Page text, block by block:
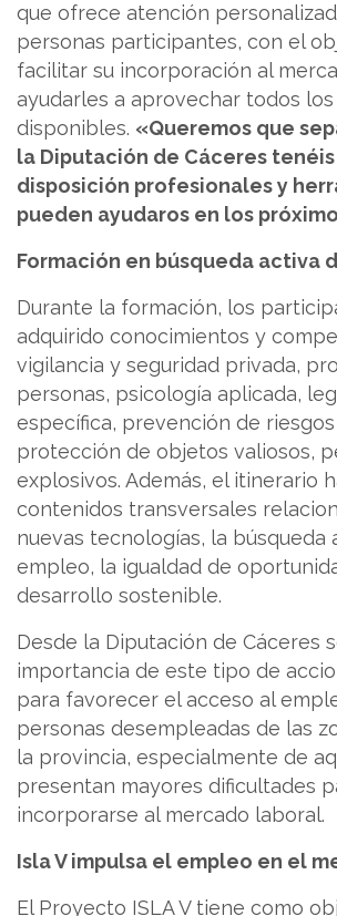
que ofrece atención
personas participantes, con el
facilitar su incorporación al
ayudarles a aprovechar todos
disponibles. «Queremos que
la Diputación de Cáceres
disposición profesionales y
pueden ayudaros en los
Formación en búsqueda activa
Durante la formación, los
adquirido conocimientos y
vigilancia y seguridad privada,
personas, psicología aplicada,
específica, prevención de
protección de objetos valiosos,
explosivos. Además, el itinerario
contenidos transversales
nuevas tecnologías, la búsqueda
empleo, la igualdad de
desarrollo sostenible.
Desde la Diputación de Cáceres
importancia de este tipo de
para favorecer el acceso al
personas desempleadas de las
la provincia, especialmente de
presentan mayores dificultades
incorporarse al mercado laboral.
Isla V impulsa el empleo en el
El Proyecto ISLA V tiene como